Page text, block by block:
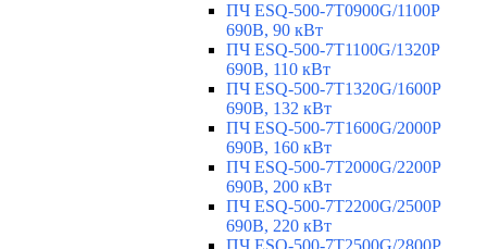
ПЧ ESQ-500-7T0900G/1100P
690В, 90 кВт
ПЧ ESQ-500-7T1100G/1320P
690В, 110 кВт
ПЧ ESQ-500-7T1320G/1600P
690В, 132 кВт
ПЧ ESQ-500-7T1600G/2000P
690В, 160 кВт
ПЧ ESQ-500-7T2000G/2200P
690В, 200 кВт
ПЧ ESQ-500-7T2200G/2500P
690В, 220 кВт